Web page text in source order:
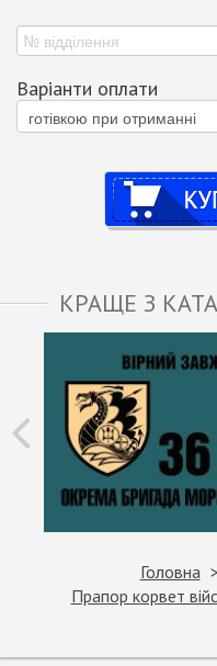
Варіанти оплати
КРАЩЕ З
Головна
Прапор корвет